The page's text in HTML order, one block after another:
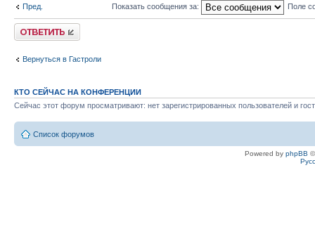
Пред. Показать сообщения за: Поле
Ответить
Вернуться в Гастроли
КТО СЕЙЧАС НА КОНФЕРЕНЦИИ
Сейчас этот форум просматривают: нет зарегистрированных пользователей и
Список форумов
Powered by phpBB